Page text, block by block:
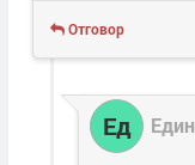
Отговор
Ед